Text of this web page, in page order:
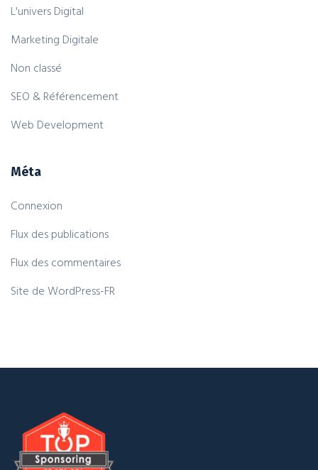
L'univers Digital
Marketing Digitale
Non classé
SEO & Référencement
Web Development
Méta
Connexion
Flux des publications
Flux des commentaires
Site de WordPress-FR